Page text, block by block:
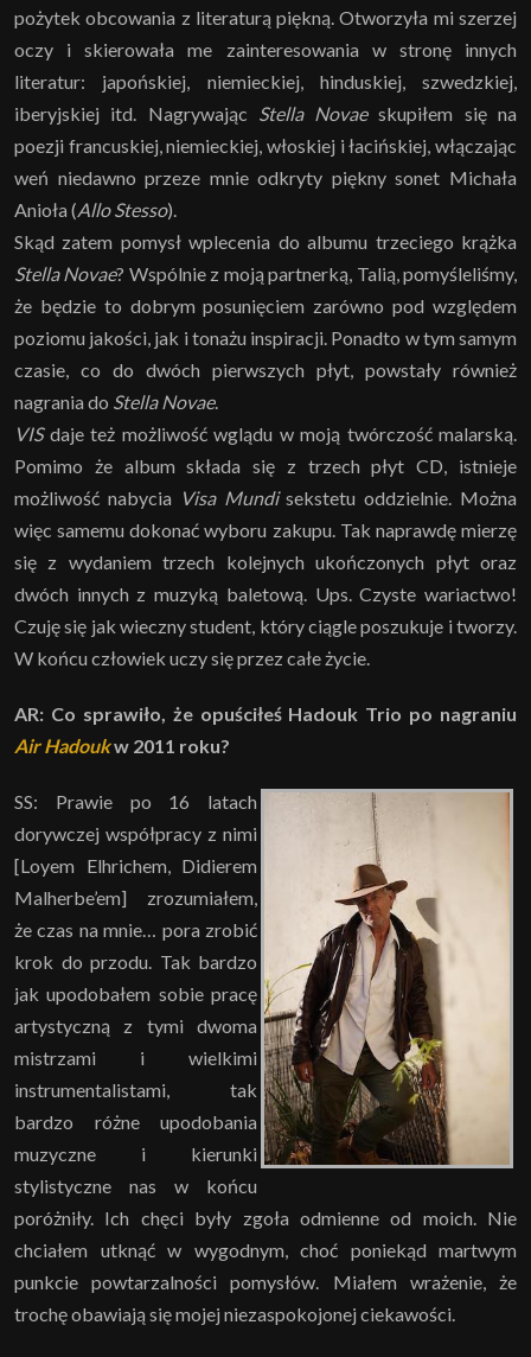
pożytek obcowania z literaturą piękną. Otworzyła mi szerzej
oczy i skierowała me zainteresowania w stronę innych
literatur: japońskiej, niemieckiej, hinduskiej, szwedzkiej,
iberyjskiej itd. Nagrywając Stella Novaeskupiłem się na
poezji francuskiej, niemieckiej, włoskiej i łacińskiej, włączając
weń niedawno przeze mnie odkryty piękny sonet Michała
Anioła (Allo Stesso).
Skąd zatem pomysł wplecenia do albumu trzeciego krążka
Stella Novae? Wspólnie z moją partnerką, Talią, pomyśleliśmy,
że będzie to dobrym posunięciem zarówno pod względem
poziomu jakości, jak i tonażu inspiracji. Ponadto w tym samym
czasie, co do dwóch pierwszych płyt, powstały również
nagrania do Stella Novae.
VISdaje też możliwość wglądu w moją twórczość malarską.
Pomimo że album składa się z trzech płyt CD, istnieje
możliwość nabycia Visa Mundisekstetu oddzielnie. Można
więc samemu dokonać wyboru zakupu. Tak naprawdę mierzę
się z wydaniem trzech kolejnych ukończonych płyt oraz
dwóch innych z muzyką baletową. Ups. Czyste wariactwo!
Czuję się jak wieczny student, który ciągle poszukuje i tworzy.
W końcu człowiek uczy się przez całe życie.
AR: Co sprawiło, że opuściłeś Hadouk Trio po nagraniu
Air Hadoukw 2011 roku?
SS: Prawie po 16 latach
dorywczej współpracy z nimi
[Loyem Elhrichem, Didierem
Malherbe’em] zrozumiałem,
że czas na mnie… pora zrobić
krok do przodu. Tak bardzo
jak upodobałem sobie pracę
artystyczną z tymi dwoma
mistrzami i wielkimi
instrumentalistami, tak
bardzo różne upodobania
muzyczne i kierunki
stylistyczne nas w końcu
poróżniły. Ich chęci były zgoła odmienne od moich. Nie
chciałem utknąć w wygodnym, choć poniekąd martwym
punkcie powtarzalności pomysłów. Miałem wrażenie, że
trochę obawiają się mojej niezaspokojonej ciekawości.